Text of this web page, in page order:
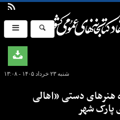
شنبه ۲۳ خرداد ۱۴۰۵ - ۱۳:۰۸
هنرهای دستی «اهالی
پارک شهر